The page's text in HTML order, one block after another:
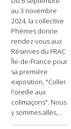
au 3 novembre
2024, la collective
Phèmes donne
rendez-vous aux
Réserves du FRAC
Île-de-France pour
sa première
exposition, "Coller
l'oreille aux
colimaçons". Nous
y sommes allés,...